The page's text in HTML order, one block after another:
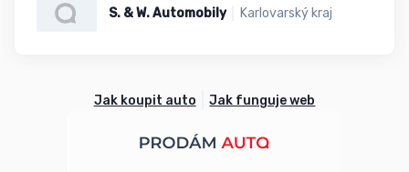
S. & W. Automobily Karlovarský kraj
Jak koupit auto Jak funguje web